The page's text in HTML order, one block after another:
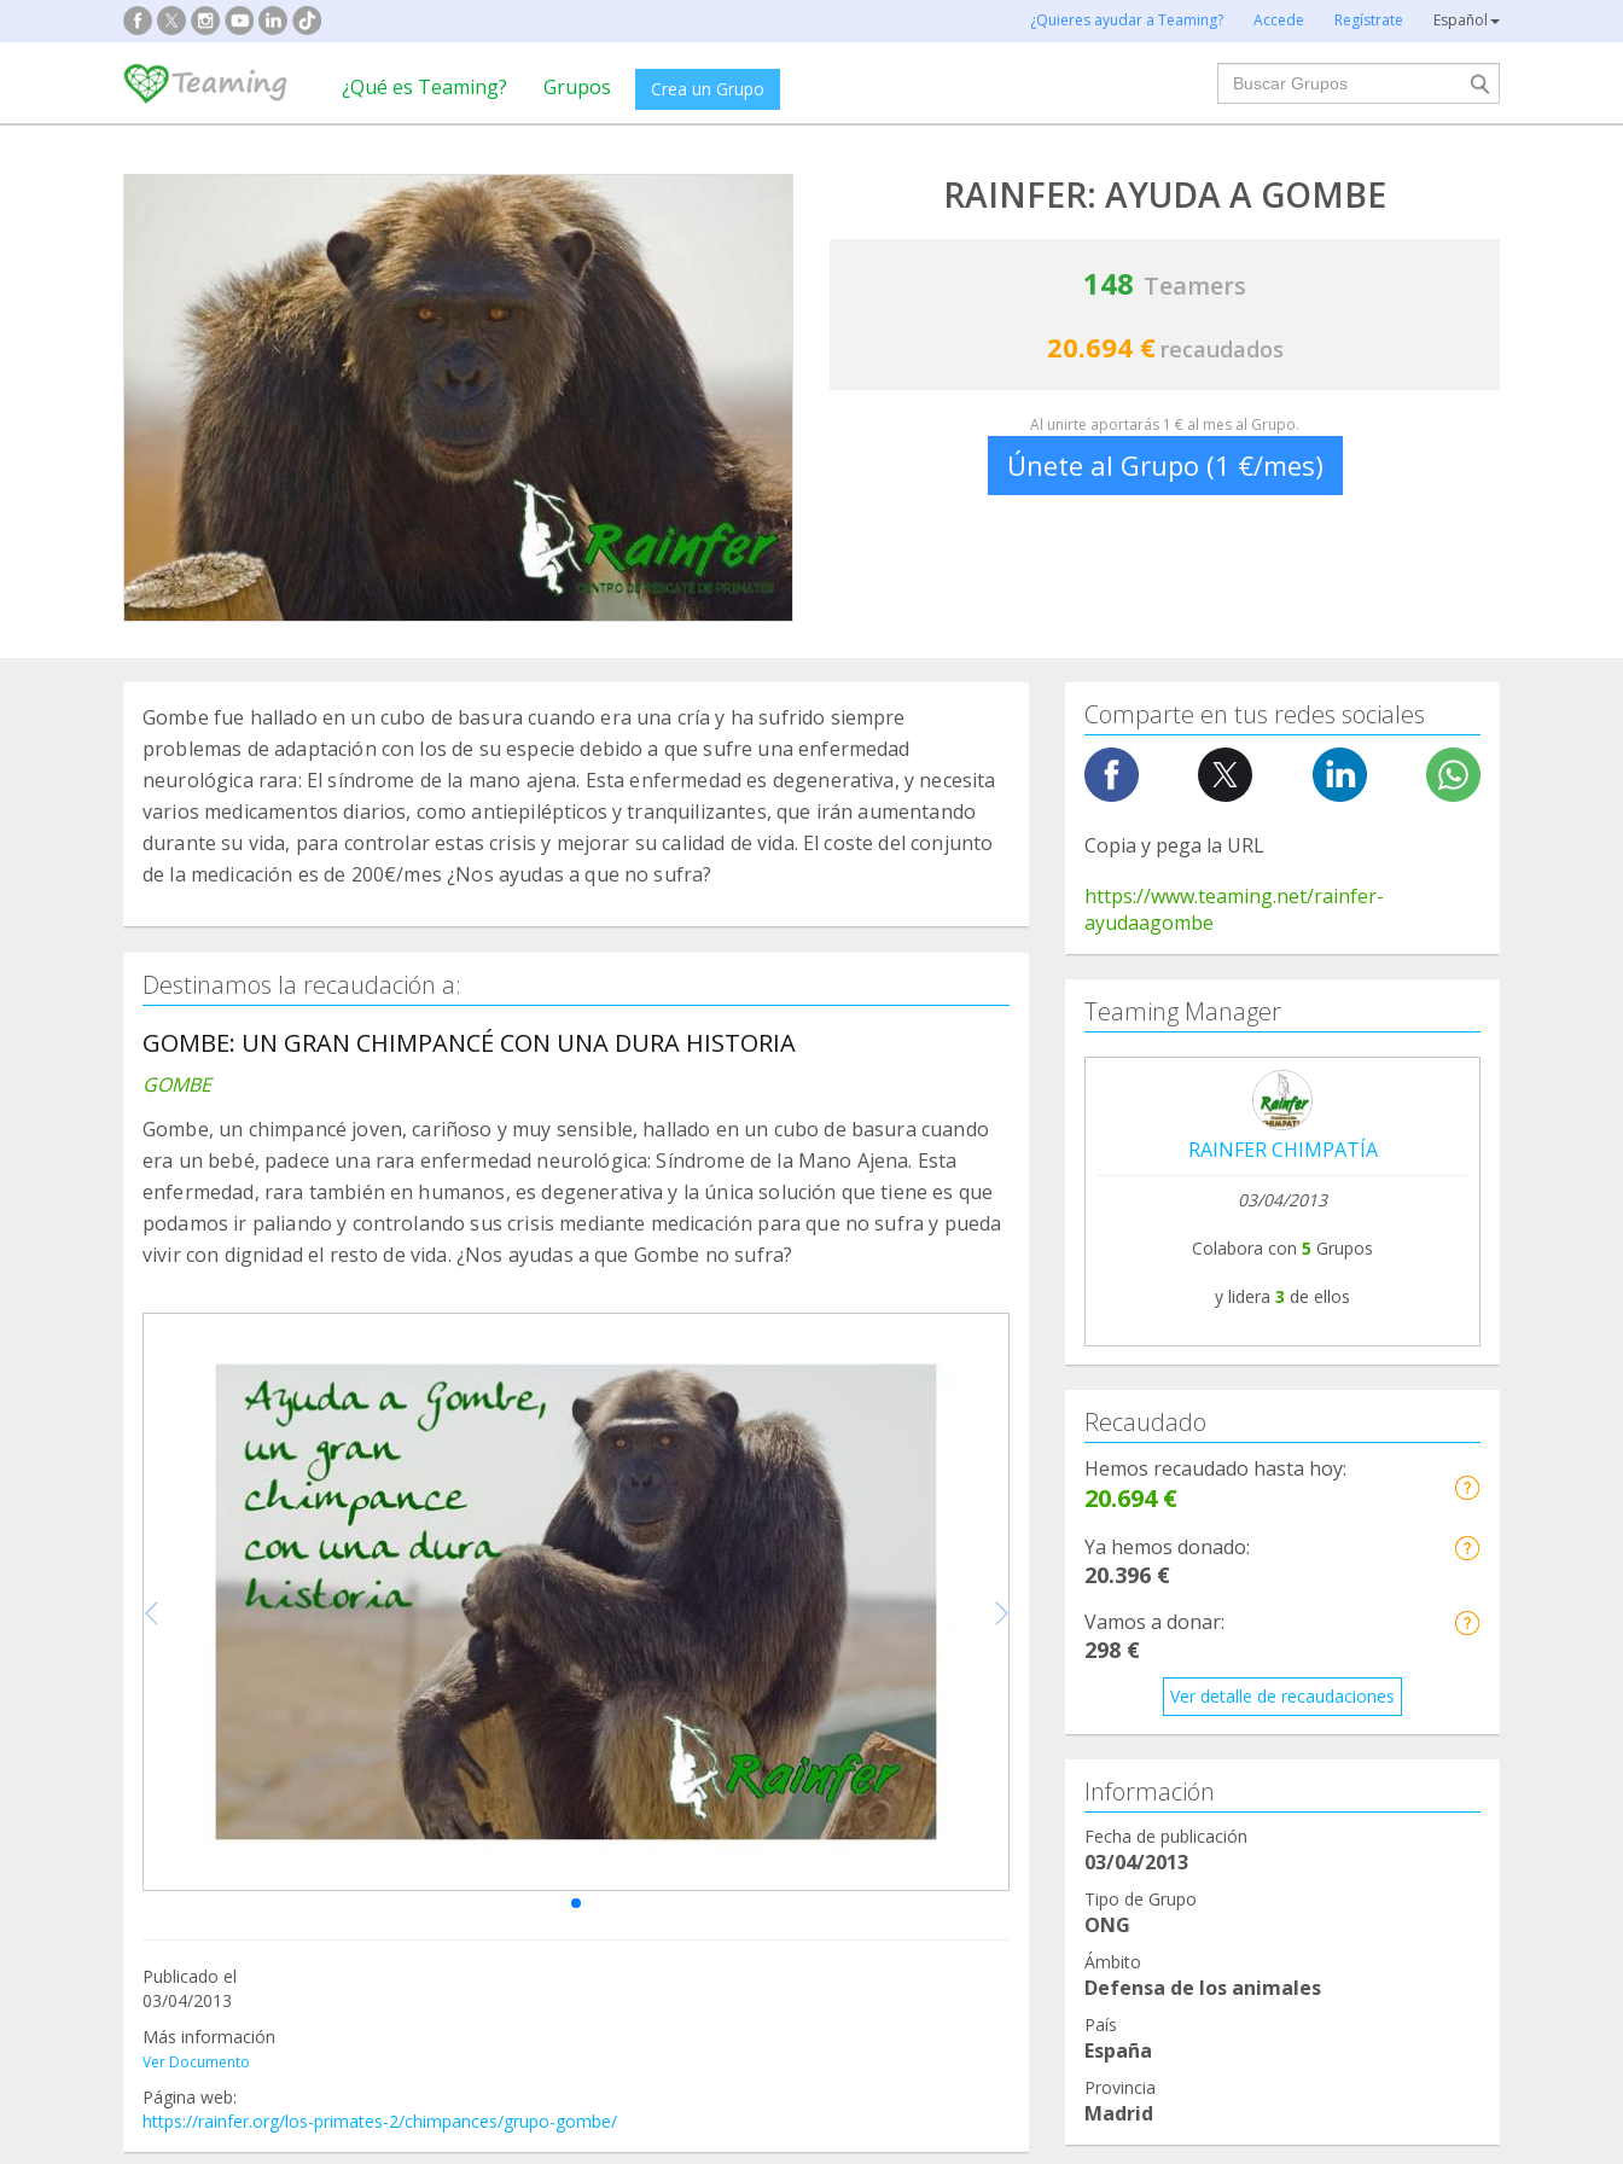
¿Quieres ayudar a Teaming? Accede Regístrate Español
¿Qué es Teaming? Grupos Crea un Grupo
Buscar
RAINFER: AYUDA A GOMBE
148 Teamers
20.694 € recaudados
Al unirte aportarás 1 € al mes al Grupo.
Únete al Grupo (1 €/mes)
Gombe fue hallado en un cubo de basura cuando era una cría y ha sufrido siempre
problemas de adaptación con los de su especie debido a que sufre una enfermedad
neurológica rara: El síndrome de la mano ajena. Esta enfermedad es degenerativa, y necesita
varios medicamentos diarios, como antiepilépticos y tranquilizantes, que irán aumentando
durante su vida, para controlar estas crisis y mejorar su calidad de vida. El coste del conjunto
de la medicación es de 200€/mes ¿Nos ayudas a que no sufra?
Destinamos la recaudación a:
GOMBE: UN GRAN CHIMPANCÉ CON UNA DURA HISTORIA
GOMBE
Gombe, un chimpancé joven, cariñoso y muy sensible, hallado en un cubo de basura cuando
era un bebé, padece una rara enfermedad neurológica: Síndrome de la Mano Ajena. Esta
enfermedad, rara también en humanos, es degenerativa y la única solución que tiene es que
podamos ir paliando y controlando sus crisis mediante medicación para que no sufra y pueda
Publicado el
03/04/2013
Más información
Ver Documento
Página web:
https://rainfer.org/los-primates-2/chimpances/grupo-gombe/
Comparte en tus redes sociales
Copia y pega la URL
https://www.teaming.net/rainfer-
ayudaagombe
Teaming Manager
RAINFER CHIMPATÍA
03/04/2013
Colabora con 5 Grupos
y lidera 3 de ellos
Recaudado
Hemos recaudado hasta hoy:
20.694 €
Ya hemos donado:
20.396 €
Vamos a donar:
298 €
Ver detalle de recaudaciones
Información
Fecha de publicación
03/04/2013
Tipo de Grupo
ONG
Ámbito
Defensa de los animales
País
España
Provincia
Madrid